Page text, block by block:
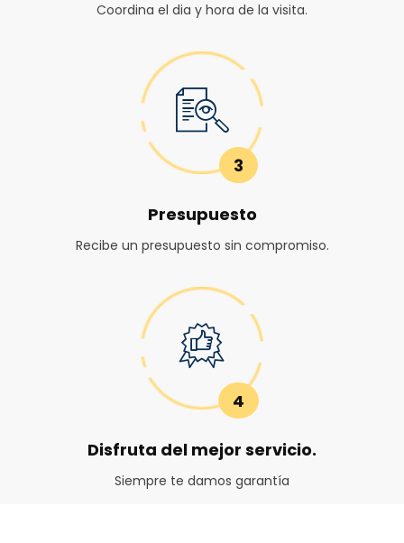
Coordina el dia y hora de la visita.
3
Presupuesto
Recibe un presupuesto sin compromiso.
4
Disfruta del mejor servicio.
Siempre te damos garantía